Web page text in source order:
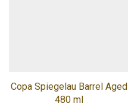
Copa Spiegelau Barrel Aged
480 ml